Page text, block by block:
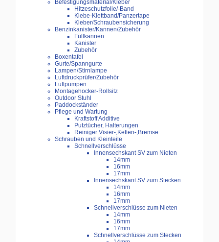
Befestigungsmaterial/Kleber
Hitzeschutzfolie/-Band
Klebe-Klettband/Panzertape
Kleber/Schraubensicherung
Benzinkanister/Kannen/Zubehör
Füllkannen
Kanister
Zubehör
Boxentafel
Gurte/Spanngurte
Lampen/Stirnlampe
Luftdruckprüfer/Zubehör
Luftpumpen
Montagehocker-Rollsitz
Outdoor Stuhl
Paddockständer
Pflege und Wartung
Kraftstoff Additive
Putztücher, Halterungen
Reiniger Visier-,Ketten-,Bremse
Schrauben und Kleinteile
Schnellverschlüsse
Innensechskant SV zum Nieten
14mm
16mm
17mm
Innensechskant SV zum Stecken
14mm
16mm
17mm
Schnellverschlüsse zum Nieten
14mm
16mm
17mm
Schnellverschlüsse zum Stecken